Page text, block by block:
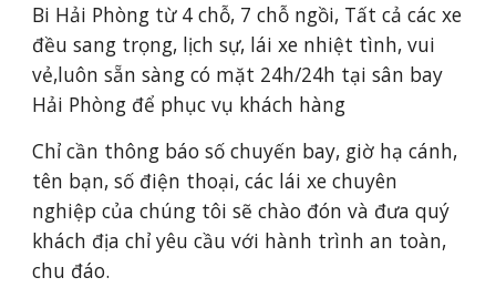
Bi Hải Phòng từ 4 chỗ, 7 chỗ ngồi, Tất cả các xe
đều sang trọng, lịch sự, lái xe nhiệt tình, vui
vẻ,luôn sẵn sàng có mặt 24h/24h tại sân bay
Hải Phòng để phục vụ khách hàng
Chỉ cần thông báo số chuyến bay, giờ hạ cánh,
tên bạn, số điện thoại, các lái xe chuyên
nghiệp của chúng tôi sẽ chào đón và đưa quý
khách địa chỉ yêu cầu với hành trình an toàn,
chu đáo.